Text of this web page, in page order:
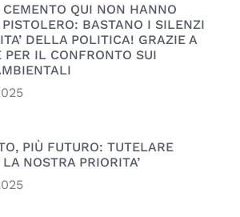
QUI NON HANNO
BASTANO I SILENZI
DELLA POLITICA! GRAZIE A
PER IL CONFRONTO SUI
PIÙ FUTURO: TUTELARE
LA NOSTRA PRIORITA’